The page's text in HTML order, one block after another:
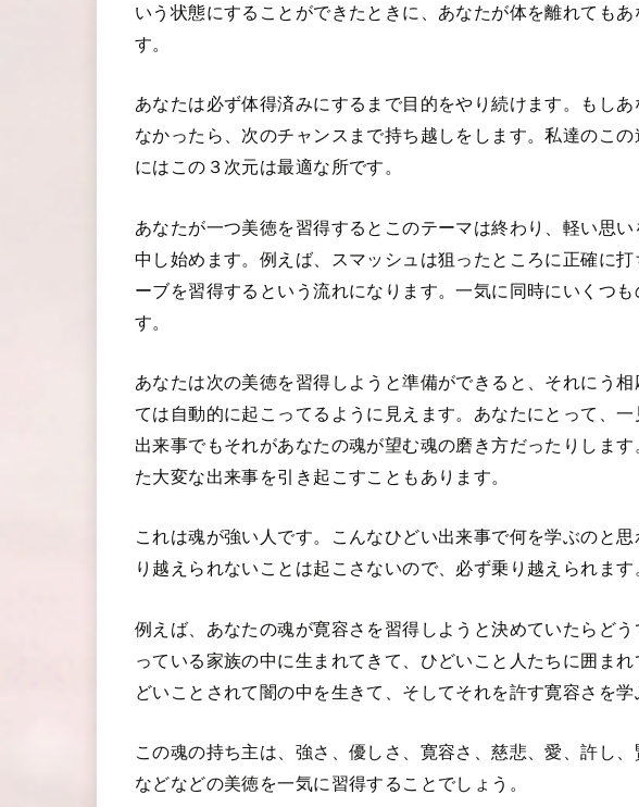
いう状態にすることができたときに、あなたが体を離れても
す。
あなたは必ず体得済みにするまで目的をやり続けます。もし
なかったら、次のチャンスまで持ち越しをします。私達のこ
にはこの３次元は最適な所です。
あなたが一つ美徳を習得するとこのテーマは終わり、軽い思
中し始めます。例えば、スマッシュは狙ったところに正確に
ーブを習得するという流れになります。一気に同時にいくつ
す。
あなたは次の美徳を習得しようと準備ができると、それにう
ては自動的に起こってるように見えます。あなたにとって、
出来事でもそれがあなたの魂が望む魂の磨き方だったりしま
た大変な出来事を引き起こすこともあります。
これは魂が強い人です。こんなひどい出来事で何を学ぶのと
り越えられないことは起こさないので、必ず乗り越えられます
例えば、あなたの魂が寛容さを習得しようと決めていたらど
っている家族の中に生まれてきて、ひどいこと人たちに囲ま
どいことされて闇の中を生きて、そしてそれを許す寛容さを学
この魂の持ち主は、強さ、優しさ、寛容さ、慈悲、愛、許し
などなどの美徳を一気に習得することでしょう。